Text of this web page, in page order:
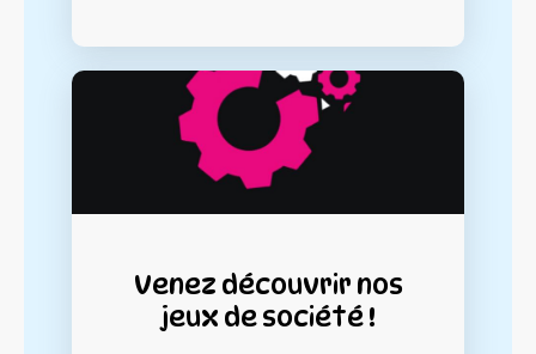
Venez découvrir nos
jeux de société !